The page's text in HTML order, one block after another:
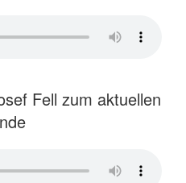
Fell zum aktuellen